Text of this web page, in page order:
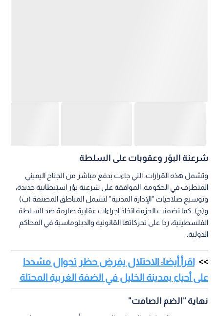
شرعنة البؤر وعقوبات على السلطة
وتشمل هذه القرارات، التي جاءت بدفع مباشر من الجناح اليميني
المتطرف في الحكومة، الموافقة على شرعنة بؤر استيطانية جديدة،
وتوسيع صلاحيات "الإدارة المدنية" لتشمل المناطق المصنفة (ب)
و(ج). كما تضمنت الحزمة اتخاذ إجراءات عقابية صارمة ضد السلطة
الفلسطينية، ردا على تحركاتها القانونية والدبلوماسية في المحاكم
الدولية.
اقرأ أيضا: الاحتلال يفرض حظر تجوال مشددا
على أحياء بمدينة الخليل في الضفة الغربية المحتلة
نهاية "الضم الصامت"